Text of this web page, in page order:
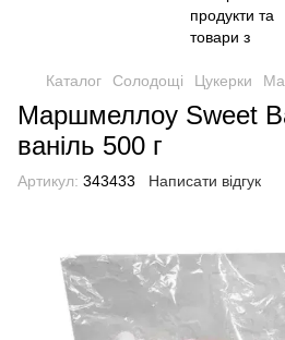
Каталог Солодощі Цукерки
Маршмеллоу Sweet
ваніль 500 г
Артикул: 343433 Написати відгук